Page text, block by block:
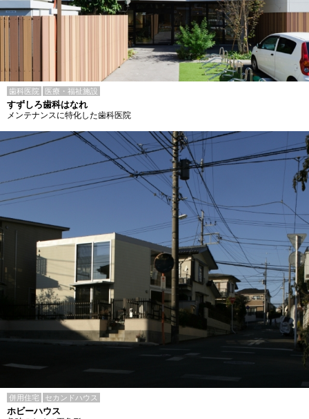
歯科医院 医療・福祉施設
すずしろ歯科はなれ
メンテナンスに特化した歯科医院
併用住宅 セカンドハウス
ホビーハウス